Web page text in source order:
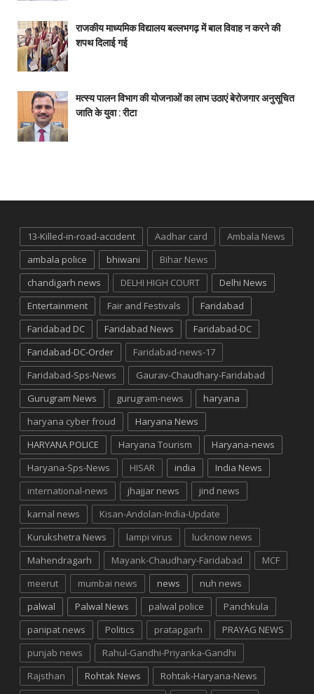
राजकीय माध्यमिक विद्यालय बल्लभगढ़ में बाल विवाह न करने की
शपथ दिलाई गई
मत्स्य पालन विभाग की योजनाओं का लाभ उठाएं बेरोजगार अनुसूचित
जाति के युवा : रीटा
13-Killed-in-road-accident Aadhar card
Ambala News
ambala police
bhiwani
Bihar News
chandigarh news
DELHI HIGH COURT
Delhi News
Entertainment
Fair and Festivals
Faridabad
Faridabad DC
Faridabad News
Faridabad-DC
Faridabad-DC-Order
Faridabad-news-17
Faridabad-Sps-News
Gaurav-Chaudhary-Faridabad
Gurugram News
gurugram-news
haryana
haryana cyber froud
Haryana News
HARYANA POLICE
Haryana Tourism
Haryana-news
Haryana-Sps-News
HISAR india
India News
international-news
jhajjar news
jind news
karnal news
Kisan-Andolan-India-Update
Kurukshetra News
lampi virus
lucknow news
Mahendragarh
Mayank-Chaudhary-Faridabad
MCF
meerut
mumbai news news
nuh news
palwal
Palwal News palwal police
Panchkula
panipat news
Politics pratapgarh
PRAYAG NEWS
punjab news
Rahul-Gandhi-Priyanka-Gandhi
Rajsthan
Rohtak News
Rohtak-Haryana-News